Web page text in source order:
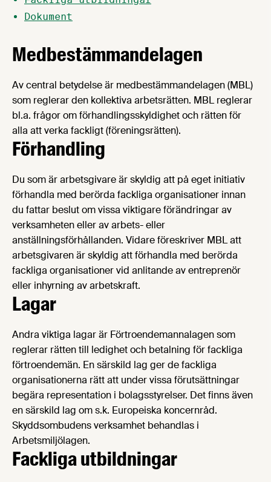
Dokument
Medbestämmandelagen
Av central betydelse är medbestämmandelagen (MBL)
som reglerar den kollektiva arbetsrätten. MBL reglerar
bl.a. frågor om förhandlingsskyldighet och rätten för
alla att verka fackligt (föreningsrätten).
Förhandling
Du som är arbetsgivare är skyldig att på eget initiativ
förhandla med berörda fackliga organisationer innan
du fattar beslut om vissa viktigare förändringar av
verksamheten eller av arbets- eller
anställningsförhållanden. Vidare föreskriver MBL att
arbetsgivaren är skyldig att förhandla med berörda
fackliga organisationer vid anlitande av entreprenör
eller inhyrning av arbetskraft.
Lagar
Andra viktiga lagar är Förtroendemannalagen som
reglerar rätten till ledighet och betalning för fackliga
förtroendemän. En särskild lag ger de fackliga
organisationerna rätt att under vissa förutsättningar
begära representation i bolagsstyrelser. Det finns även
en särskild lag om s.k. Europeiska koncernråd.
Skyddsombudens verksamhet behandlas i
Arbetsmiljölagen.
Fackliga utbildningar